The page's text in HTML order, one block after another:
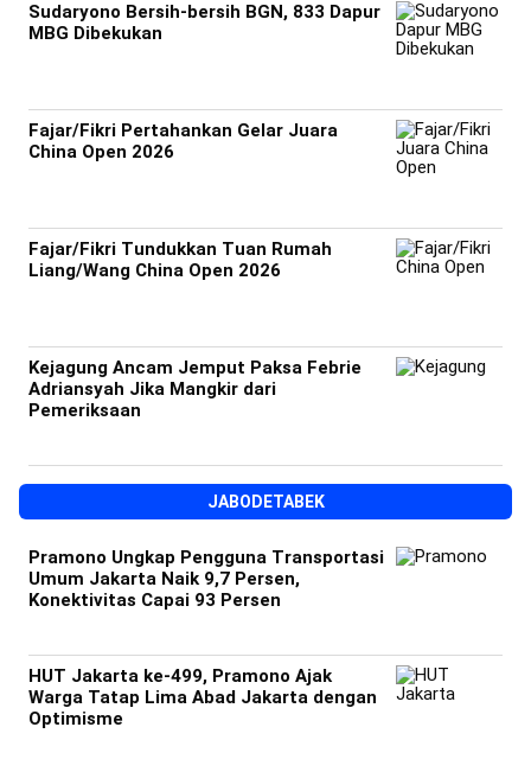
Sudaryono Bersih-bersih BGN, 833 Dapur
MBG Dibekukan
Fajar/Fikri Pertahankan Gelar Juara
China Open 2026
Fajar/Fikri Tundukkan Tuan Rumah
Liang/Wang China Open 2026
Kejagung Ancam Jemput Paksa Febrie
Adriansyah Jika Mangkir dari
Pemeriksaan
JABODETABEK
Pramono Ungkap Pengguna Transportasi
Umum Jakarta Naik 9,7 Persen,
Konektivitas Capai 93 Persen
HUT Jakarta ke-499, Pramono Ajak
Warga Tatap Lima Abad Jakarta dengan
Optimisme